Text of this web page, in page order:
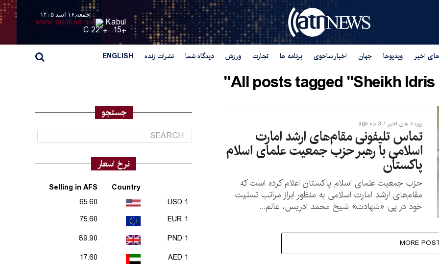
جمعه,۱۶ اسد ۱۴۰۵
Kabul
+
15...
+
22° C
اخیر ویدیوها جهان اخبار ساحوی برنامه ها تجارت ورزش دیدگاه شما نشرات زنده ENGLISH
All posts tagged "Sheikh Idris"
رویداد های اخیر 3 ماه ago
تماس تلیفونی مقام‌های ارشد امارت
اسلامی با رهبر حزب جمعیت علمای اسلام
پاکستان
حزب جمعیت علمای اسلام پاکستان اعلام کرده است که
مقام‌های ارشد امارت اسلامی به منظور ابراز مراتب تسلیت
خود در پی «شهادت» شیخ محمد ادریس، عالم...
MORE
جستجو
نرخ اسعار
Country
Selling in AFS
1 USD
65.60
1 EUR
75.60
1 PND
89.90
1 AED
17.60